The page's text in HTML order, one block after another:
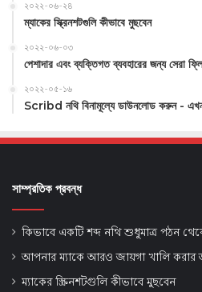
২০২২-০৬-২৪
ম্যাকের স্ক্রিনশটগুলি কীভাবে মুছবেন
২০২২-০৬-০৩
পেশাদার এবং ব্যক্তিগত ব্যবহারের জন্য সেরা
২০২২-০৫-১৬
Scribd নথি বিনামূল্যে ডাউনলোড করুন -
সাম্প্রতিক প্রবন্ধ
কিভাবে একটি শব্দ নথি শুধুমাত্র পঠন
আপনার ম্যাকে আরও জায়গা খালি
ম্যাকের স্ক্রিনশটগুলি কীভাবে মুছবেন